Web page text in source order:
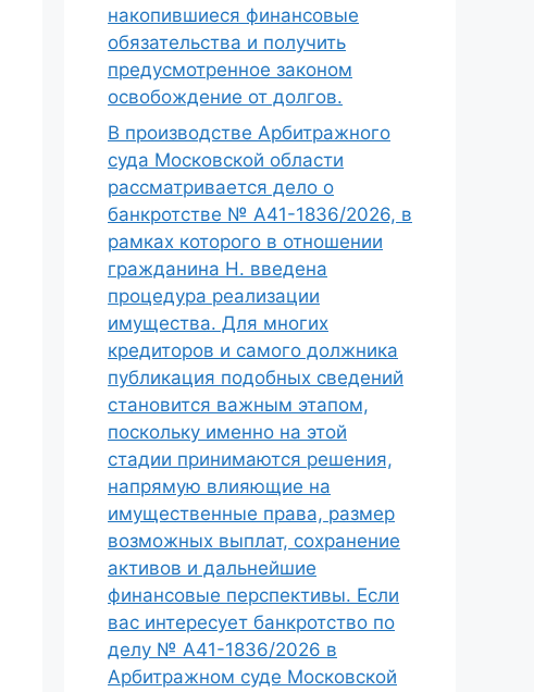
накопившиеся финансовые
обязательства и получить
предусмотренное законом
освобождение от долгов.
В производстве Арбитражного
суда Московской области
рассматривается дело о
банкротстве № А41-1836/2026, в
рамках которого в отношении
гражданина Н. введена
процедура реализации
имущества. Для многих
кредиторов и самого должника
публикация подобных сведений
становится важным этапом,
поскольку именно на этой
стадии принимаются решения,
напрямую влияющие на
имущественные права, размер
возможных выплат, сохранение
активов и дальнейшие
финансовые перспективы. Если
вас интересует банкротство по
делу № А41-1836/2026 в
Арбитражном суде Московской